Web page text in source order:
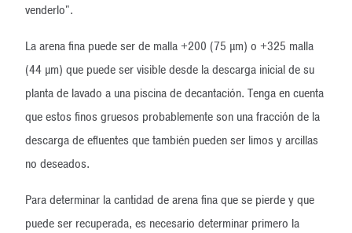
venderlo".
La arena fina puede ser de malla +200 (75 µm) o +325 malla
(44 µm) que puede ser visible desde la descarga inicial de su
planta de lavado a una piscina de decantación. Tenga en cuenta
que estos finos gruesos probablemente son una fracción de la
descarga de efluentes que también pueden ser limos y arcillas
no deseados.
Para determinar la cantidad de arena fina que se pierde y que
puede ser recuperada, es necesario determinar primero la